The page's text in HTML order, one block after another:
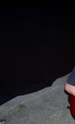
News
James Last Live